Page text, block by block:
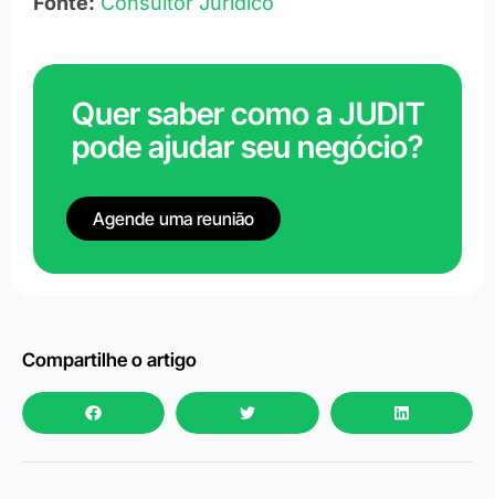
Quer saber como a JUDIT
pode ajudar seu negócio?
Agende uma reunião
Compartilhe o artigo